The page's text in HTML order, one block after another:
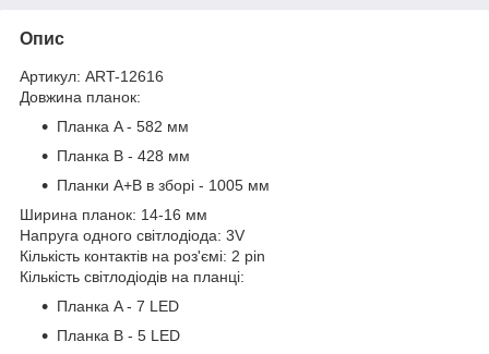
Опис
Артикул: ART-12616
Довжина планок:
Планка A - 582 мм
Планка B - 428 мм
Планки A+B в зборі - 1005 мм
Ширина планок: 14-16 мм
Напруга одного світлодіода: 3V
Кількість контактів на роз'ємі: 2 pin
Кількість світлодіодів на планці:
Планка A - 7 LED
Планка B - 5 LED